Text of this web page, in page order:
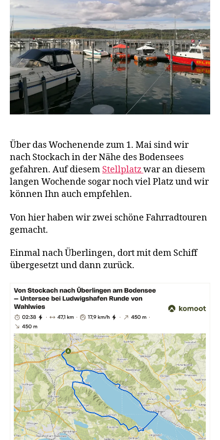
s
e
n,
W
o
h
n
m
l
e
n
Über das Wochenende zum 1. Mai sind wir
nach Stockach in der Nähe des Bodensees
gefahren. Auf diesem Stellplatzwar an diesem
langen Wochende sogar noch viel Platz und wir
können Ihn auch empfehlen.
Von hier haben wir zwei schöne Fahrradtouren
gemacht.
Einmal nach Überlingen, dort mit dem Schiff
übergesetzt und dann zurück.